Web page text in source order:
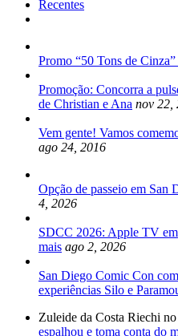
Recentes
Promo “50 Tons de
Promoção: Concorra a
de Christian e Ana nov 22,
Vem gente! Vamos
ago 24, 2016
Opção de passeio em San
4, 2026
SDCC 2026: Apple TV
mais ago 2, 2026
San Diego Comic Con
experiências Silo e
Zuleide da Costa Riechi no
espalhou e toma conta do